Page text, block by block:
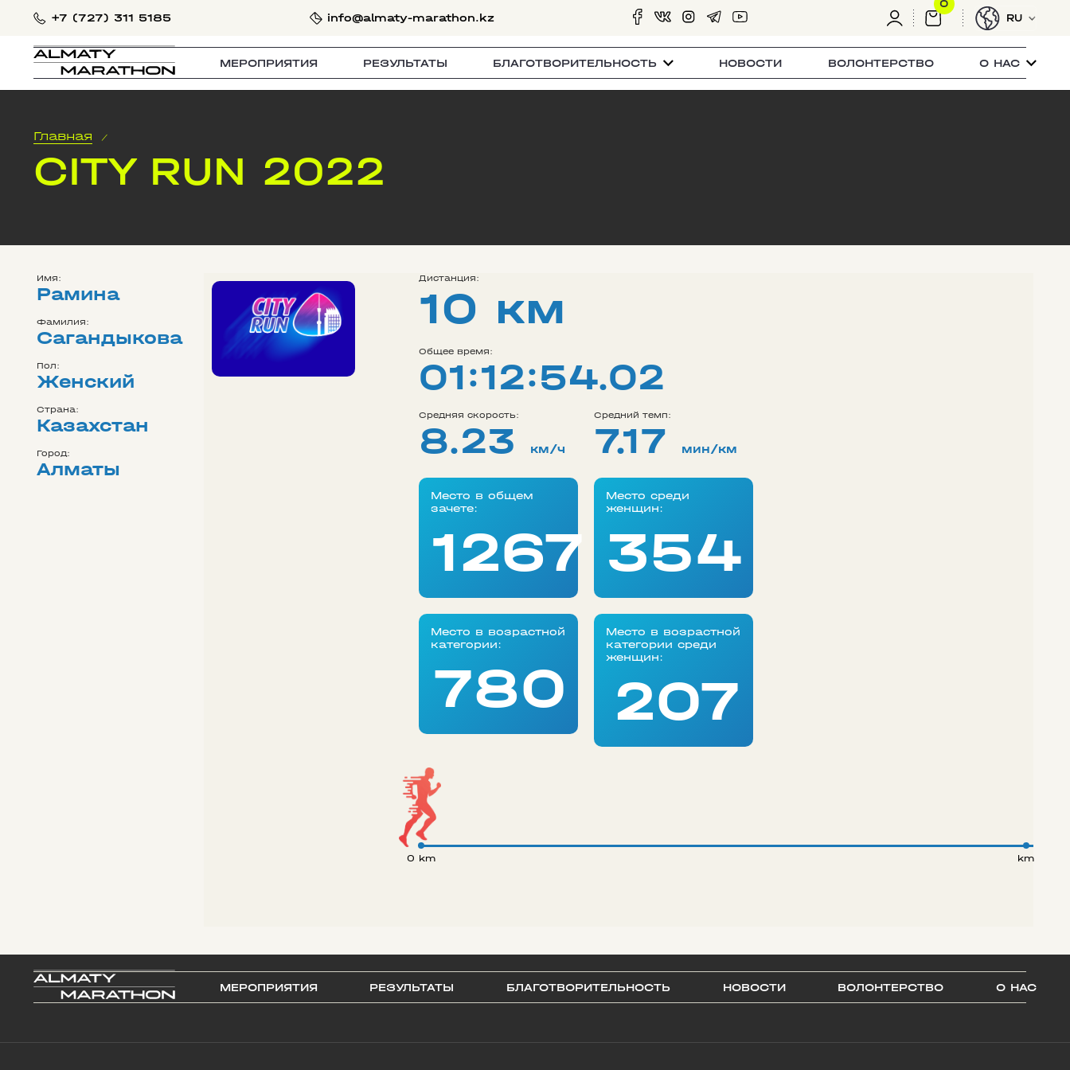
+7 (727) 311 5185 info@almaty-marathon.kz
0
RU
МЕРОПРИЯТИЯ РЕЗУЛЬТАТЫ БЛАГОТВОРИТЕЛЬНОСТЬ НОВОСТИ ВОЛОНТЕРСТВО О НАС
Главная /
CITY RUN 2022
Имя:
Рамина
Фамилия:
Сагандыкова
Пол:
Женский
Страна:
Казахстан
Город:
Алматы
Дистанция:
10 км
Общее время:
01:12:54.02
Средняя скорость:
8.23 км/ч
Средний темп:
7.17 мин/км
Место в общем
зачете:
1267
Место среди
женщин:
354
Место в возрастной
категории:
780
Место в возрастной
категории среди
женщин:
207
0 km km
МЕРОПРИЯТИЯ РЕЗУЛЬТАТЫ БЛАГОТВОРИТЕЛЬНОСТЬ НОВОСТИ ВОЛОНТЕРСТВО О НАС